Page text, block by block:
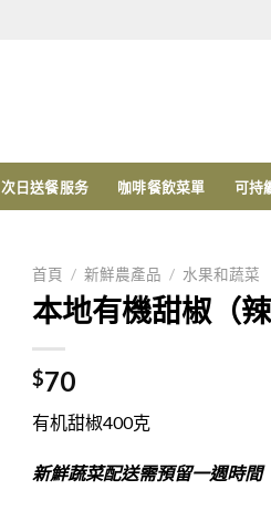
次日送餐服务 咖啡餐飲菜單 可持
首頁 / 新鮮農產品 / 水果和蔬菜
本地有機甜椒（
$70
有机甜椒400克
新鮮蔬菜配送需預留一週時間